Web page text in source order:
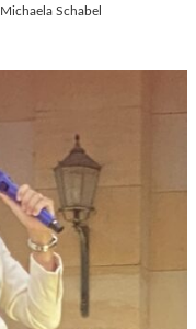
Michaela Schabel